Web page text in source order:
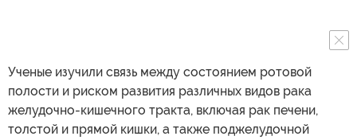
Ученые изучили связь между состоянием ротовой
полости и риском развития различных видов рака
желудочно-кишечного тракта, включая рак печени,
толстой и прямой кишки, а также поджелудочной